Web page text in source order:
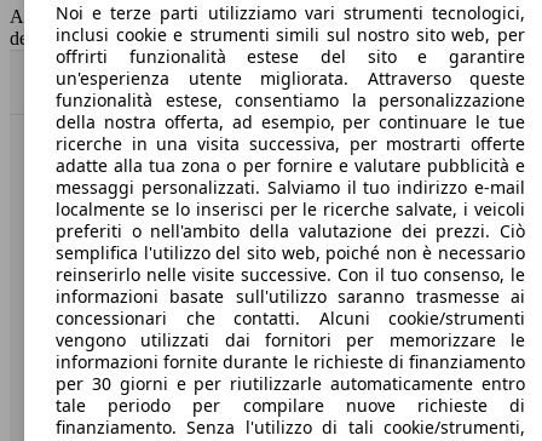
AutoScout24 non si assume alcuna responsabilità per la correttezza
dei dati.
Torna su
Benvenuti su AutoScout24, il mercato auto europeo.
Società
A proposito di AutoScout24
Stampa
Media
Condizioni generali
Noi e terze parti utilizziamo vari strumenti tecnologici,
inclusi cookie e strumenti simili sul nostro sito web, per
offrirti funzionalità estese del sito e garantire
un'esperienza utente migliorata. Attraverso queste
funzionalità estese, consentiamo la personalizzazione
della nostra offerta, ad esempio, per continuare le tue
ricerche in una visita successiva, per mostrarti offerte
adatte alla tua zona o per fornire e valutare pubblicità e
messaggi personalizzati. Salviamo il tuo indirizzo e-mail
localmente se lo inserisci per le ricerche salvate, i veicoli
preferiti o nell'ambito della valutazione dei prezzi. Ciò
semplifica l'utilizzo del sito web, poiché non è necessario
reinserirlo nelle visite successive. Con il tuo consenso, le
informazioni basate sull'utilizzo saranno trasmesse ai
concessionari che contatti. Alcuni cookie/strumenti
vengono utilizzati dai fornitori per memorizzare le
informazioni fornite durante le richieste di finanziamento
per 30 giorni e per riutilizzarle automaticamente entro
tale periodo per compilare nuove richieste di
finanziamento. Senza l'utilizzo di tali cookie/strumenti,